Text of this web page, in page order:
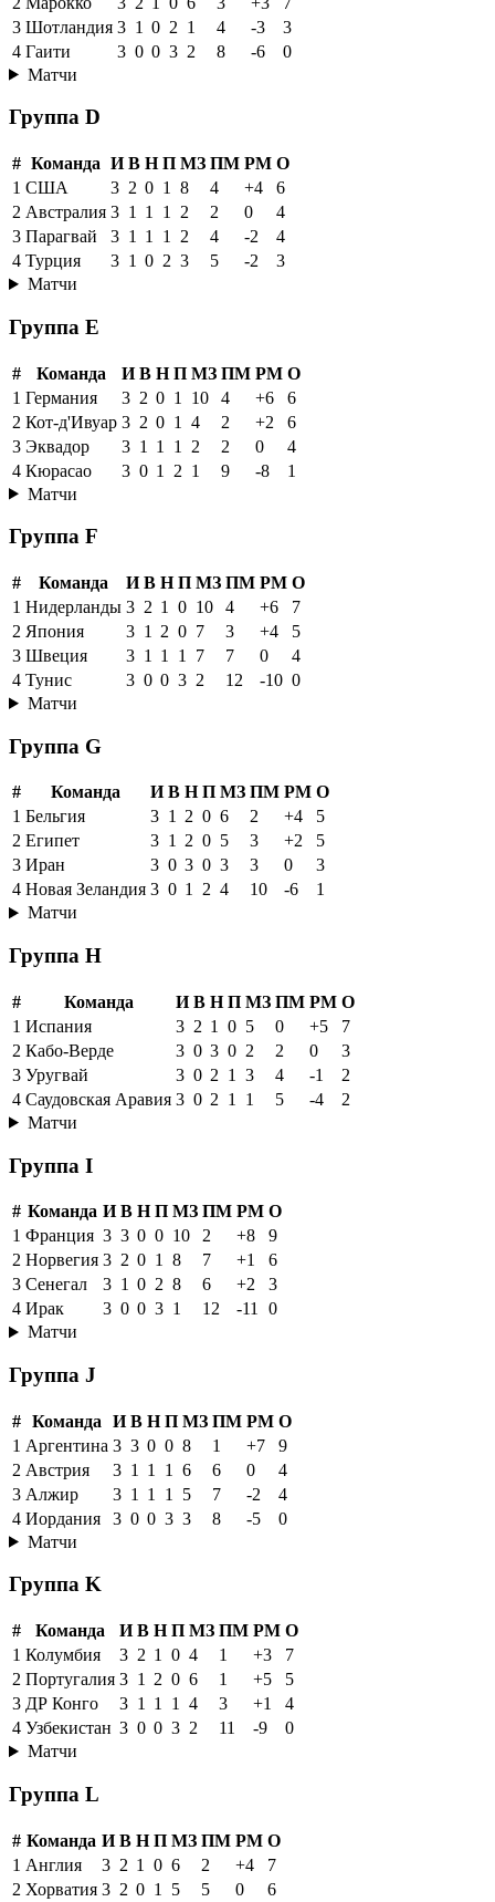
3 Шотландия 3 1 0 2 1 4 -3
3
4 Гаити 3 0 0 3 2 8 -6
0
Матчи
Группа D
# Команда И В Н П МЗ ПМ РМ О
1 США 3 2 0 1 8 4 +4
6
2 Австралия 3 1 1 1 2 2 0
4
3 Парагвай 3 1 1 1 2 4 -2
4
4 Турция 3 1 0 2 3 5 -2
3
Матчи
Группа E
# Команда И В Н П МЗ ПМ РМ О
1 Германия 3 2 0 1 10 4 +6
6
2 Кот-д'Ивуар 3 2 0 1 4 2 +2
6
3 Эквадор 3 1 1 1 2 2 0
4
4 Кюрасао 3 0 1 2 1 9 -8
1
Матчи
Группа F
# Команда И В Н П МЗ ПМ РМ О
1 Нидерланды 3 2 1 0 10 4 +6
7
2 Япония 3 1 2 0 7 3 +4
5
3 Швеция 3 1 1 1 7 7 0
4
4 Тунис 3 0 0 3 2 12 -10 0
Матчи
Группа G
# Команда И В Н П МЗ ПМ РМ О
1 Бельгия 3 1 2 0 6 2 +4
5
2 Египет 3 1 2 0 5 3 +2
5
3 Иран 3 0 3 0 3 3 0
3
4 Новая Зеландия 3 0 1 2 4 10 -6
1
Матчи
Группа H
# Команда И В Н П МЗ ПМ РМ О
1 Испания 3 2 1 0 5 0 +5
7
2 Кабо-Верде 3 0 3 0 2 2 0
3
3 Уругвай 3 0 2 1 3 4 -1
2
4 Саудовская Аравия 3 0 2 1 1 5 -4
2
Матчи
Группа I
# Команда И В Н П МЗ ПМ РМ О
1 Франция 3 3 0 0 10 2 +8
9
2 Норвегия 3 2 0 1 8 7 +1
6
3 Сенегал 3 1 0 2 8 6 +2
3
4 Ирак 3 0 0 3 1 12 -11
0
Матчи
Группа J
# Команда И В Н П МЗ ПМ РМ О
1 Аргентина 3 3 0 0 8 1 +7
9
2 Австрия 3 1 1 1 6 6 0
4
3 Алжир 3 1 1 1 5 7 -2
4
4 Иордания 3 0 0 3 3 8 -5
0
Матчи
Группа K
# Команда И В Н П МЗ ПМ РМ О
1 Колумбия 3 2 1 0 4 1 +3
7
2 Португалия 3 1 2 0 6 1 +5
5
3 ДР Конго 3 1 1 1 4 3 +1
4
4 Узбекистан 3 0 0 3 2 11 -9
0
Матчи
Группа L
# Команда И В Н П МЗ ПМ РМ О
1 Англия 3 2 1 0 6 2 +4
7
2 Хорватия 3 2 0 1 5 5 0
6